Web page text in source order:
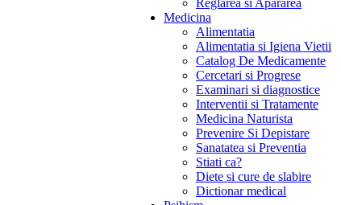
Reglarea si Apararea
Medicina
Alimentatia
Alimentatia si Igiena Vietii
Catalog De Medicamente
Cercetari si Progrese
Examinari si diagnostice
Interventii si Tratamente
Medicina Naturista
Prevenire Si Depistare
Sanatatea si Preventia
Stiati ca?
Diete si cure de slabire
Dictionar medical